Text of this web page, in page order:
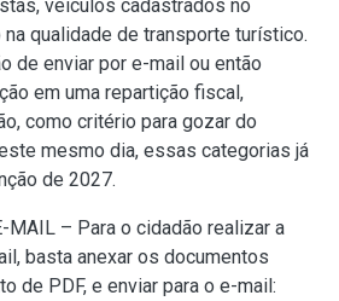
veículos cadastrados no
qualidade de transporte turístico.
de enviar por e-mail ou então
em uma repartição fiscal,
como critério para gozar do
mesmo dia, essas categorias já
de 2027.
MAIL – Para o cidadão realizar a
basta anexar os documentos
de PDF, e enviar para o e-mail: